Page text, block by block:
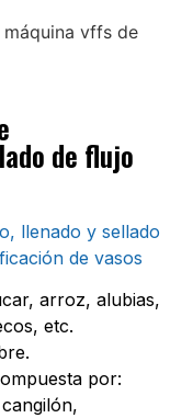
de flujo
llenado y sellado
de vasos
arroz, alubias,
etc.
por: